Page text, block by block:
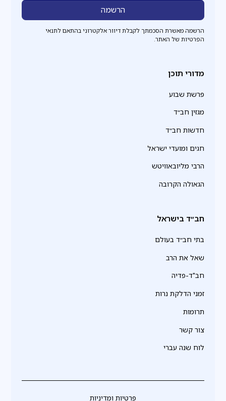
הרשמה מאשרת הסכמתך לקבלת דיוור אלקטרוני בהתאם לתנאי
הפרטיות של האתר.
מדורי תוכן
פרשת שבוע
מגזין חב״ד
חדשות חב״ד
חגים ומועדי ישראל
הרבי מליובאוויטש
הגאולה הקרובה
חב״ד בישראל
בתי חב״ד בעולם
שאל את הרב
חב"ד-פדיה
זמני הדלקת נרות
תרומות
צור קשר
לוח שנה עברי
פרטיות ומדיניות